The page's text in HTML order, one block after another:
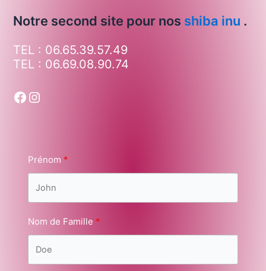
Notre second site pour nos shiba inu .
TEL : 06.65.39.57.49
TEL : 06.69.08.90.74
Prénom
Nom de Famille